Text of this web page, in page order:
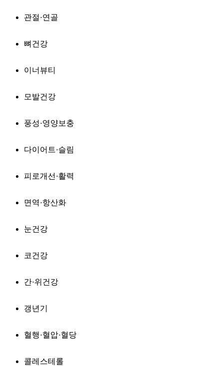
관절·연골
뼈건강
이너뷰티
모발건강
풍성·영양보충
다이어트·슬림
피로개선·활력
면역·항산화
눈건강
코건강
간·위건강
갱년기
혈행·혈압·혈당
콜레스테롤